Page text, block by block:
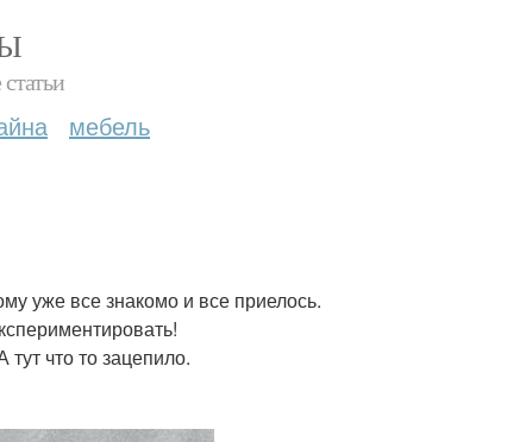
мебель
уже все знакомо и все приелось.
что то зацепило.